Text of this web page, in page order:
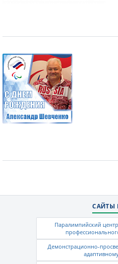
САЙТЫ
Паралимпийский
Демонстрационно-